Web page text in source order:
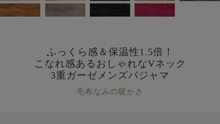
ふっくら感＆保温性1.5倍！
こなれ感あるおしゃれなVネック
3重ガーゼメンズパジャマ
毛布なみの暖かさ